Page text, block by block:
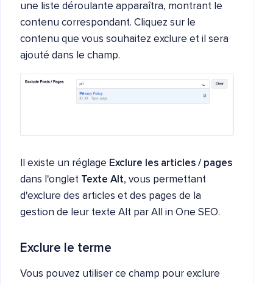
une liste déroulante apparaîtra, montrant le
contenu correspondant. Cliquez sur le
contenu que vous souhaitez exclure et il sera
ajouté dans le champ.
Il existe un réglage Exclure les articles / pages
dans l'onglet Texte Alt, vous permettant
d'exclure des articles et des pages de la
gestion de leur texte Alt par All in One SEO.
Exclure le terme
Vous pouvez utiliser ce champ pour exclure